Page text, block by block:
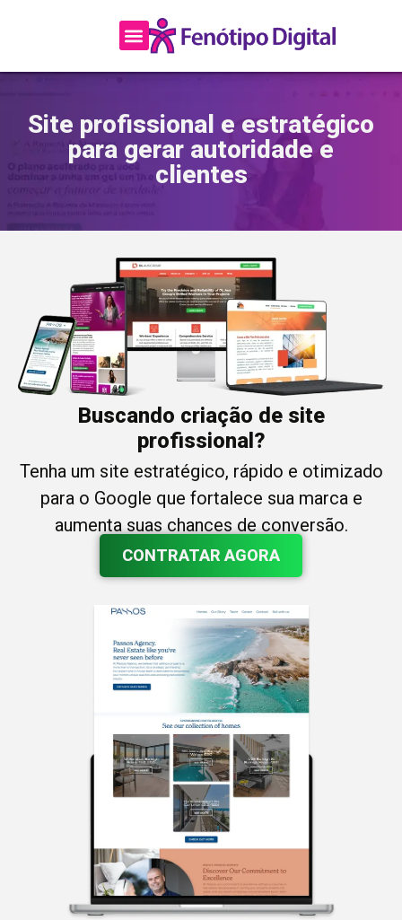
Site profissional e estratégico
para gerar autoridade e
clientes
Buscando criação de site
profissional?
Tenha um site estratégico, rápido e otimizado
para o Google que fortalece sua marca e
aumenta suas chances de conversão.
CONTRATAR AGORA